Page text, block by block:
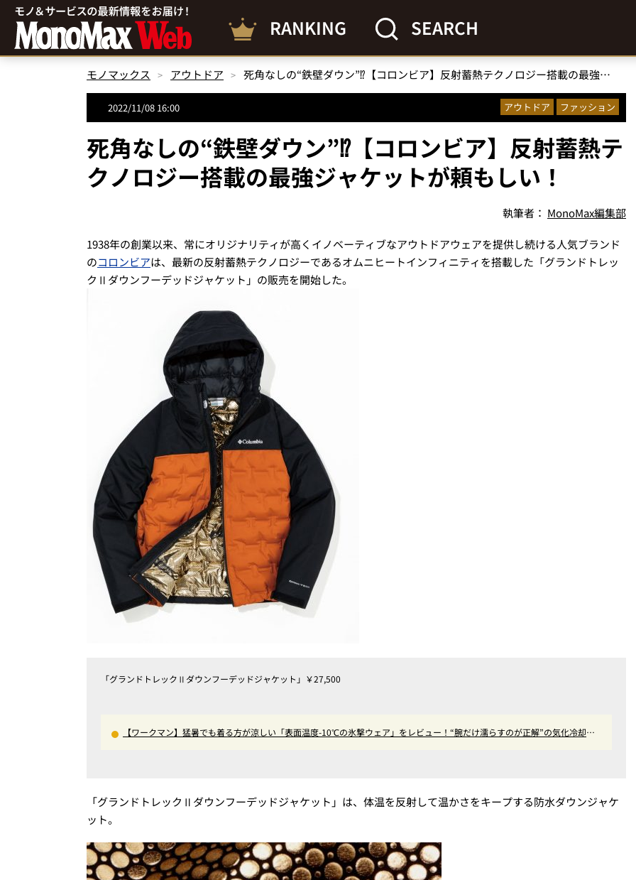
RANKING SEARCH
モノマックス アウトドア 死角なしの“鉄壁ダウン”⁉【コロンビア】反射蓄熱テクノロジー搭載の最強ジャケットが頼もしい！
2022/11/08 16:00 アウトドア ファッション
死角なしの“鉄壁ダウン”⁉【コロンビア】反射蓄熱テ
クノロジー搭載の最強ジャケットが頼もしい！
執筆者： MonoMax編集部
1938年の創業以来、常にオリジナリティが高くイノベーティブなアウトドアウェアを提供し続ける人気ブランド
のコロンビアは、最新の反射蓄熱テクノロジーであるオムニヒートインフィニティを搭載した「グランドトレッ
クⅡダウンフーデッドジャケット」の販売を開始した。
「グランドトレックⅡダウンフーデッドジャケット」￥27,500
【ワークマン】猛暑でも着る方が涼しい「表面温度-10℃の氷撃ウェア」をレビュー！“腕だけ濡らすのが正解”の気化冷却機
「グランドトレックⅡダウンフーデッドジャケット」は、体温を反射して温かさをキープする防水ダウンジャケ
ット。